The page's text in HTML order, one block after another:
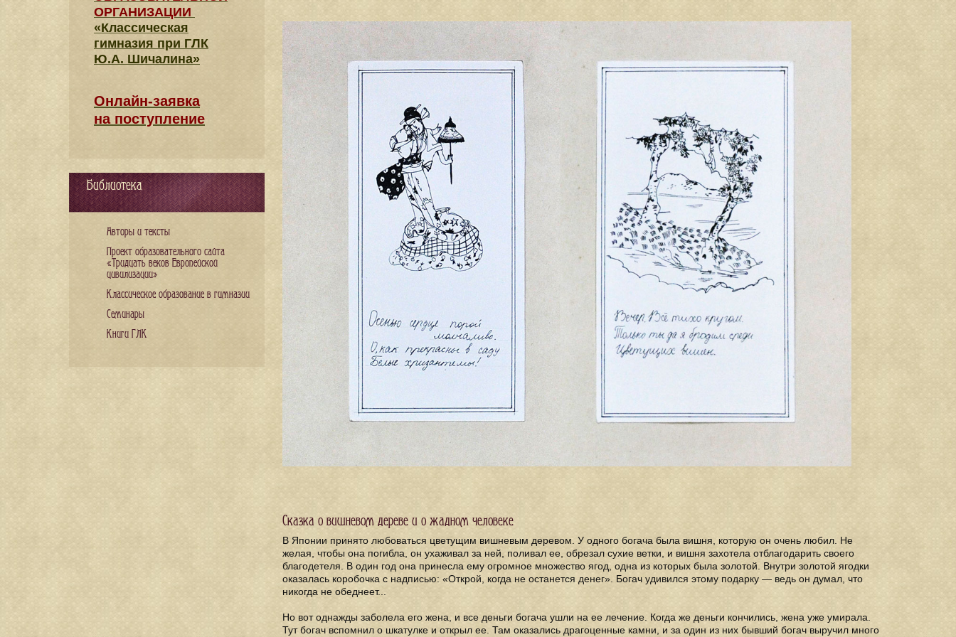
Сказка о вишневом дереве и о жадном человеке
В Японии принято любоваться цветущим вишневым деревом. У одного богача была вишня, которую он очень любил. Не
желая, чтобы она погибла, он ухаживал за ней, поливал ее, обрезал сухие ветки, и вишня захотела отблагодарить своего
благодетеля. В один год она принесла ему огромное множество ягод, одна из которых была золотой. Внутри золотой ягодки
оказалась коробочка с надписью: «Открой, когда не останется денег». Богач удивился этому подарку — ведь он думал, что
никогда не обеднеет...
Но вот однажды заболела его жена, и все деньги богача ушли на ее лечение. Когда же деньги кончились, жена уже умирала.
Тут богач вспомнил о шкатулке и открыл ее. Там оказались драгоценные камни, и за один из них бывший богач выручил много
ОРГАНИЗАЦИИ
«Классическая
гимназия при ГЛК
Ю.А. Шичалина»
Онлайн-заявка
на поступление
Библиотека
Авторы и тексты
Проект образовательного сайта
«Тридцать веков Европейской
цивилизации»
Классическое образование в гимназии
Семинары
Книги ГЛК